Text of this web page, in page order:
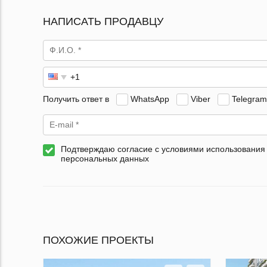
НАПИСАТЬ ПРОДАВЦУ
Получить ответ в WhatsApp Viber Telegram
Подтверждаю согласие с условиями использования
персональных данных
ПОХОЖИЕ ПРОЕКТЫ